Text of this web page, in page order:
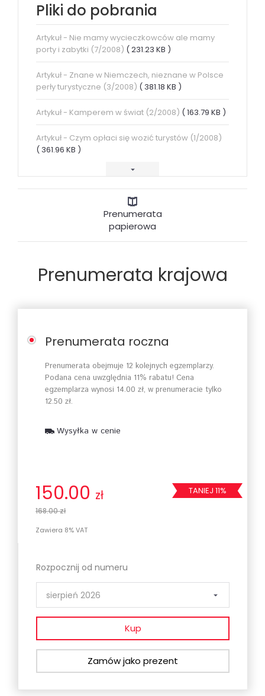
Pliki do pobrania
Artykuł - Nie mamy wycieczkowców ale mamy
porty i zabytki (7/2008) ( 231.23 KB )
Artykuł - Znane w Niemczech, nieznane w Polsce
perły turystyczne (3/2008) ( 381.18 KB )
Artykuł - Kamperem w świat (2/2008) ( 163.79 KB )
Artykuł - Czym opłaci się wozić turystów (1/2008)
( 361.96 KB )
Prenumerata
papierowa
Prenumerata krajowa
Prenumerata roczna
Prenumerata obejmuje 12 kolejnych egzemplarzy.
Podana cena uwzględnia 11% rabatu! Cena
egzemplarza wynosi 14.00 zł, w prenumeracie tylko
12.50 zł.
Wysyłka w cenie
150.00 zł
168.00 zł
Zawiera 8% VAT
TANIEJ 11%
Rozpocznij od numeru
Kup
Zamów jako prezent